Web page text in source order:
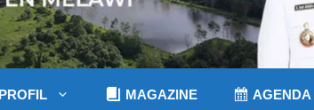
PROFIL MAGAZINE AGENDA